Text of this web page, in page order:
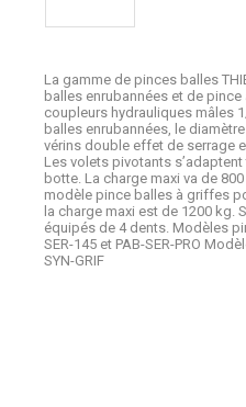
La gamme de pinces balles
balles enrubannées et de
coupleurs hydrauliques mâles
balles enrubannées, le
vérins double effet de serrage
Les volets pivotants
botte. La charge maxi va de
modèle pince balles à griffes
la charge maxi est de 1200 kg.
équipés de 4 dents. Modèles
SER-145 et PAB-SER-PRO
SYN-GRIF